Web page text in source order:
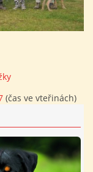
(čas ve vteřinách)